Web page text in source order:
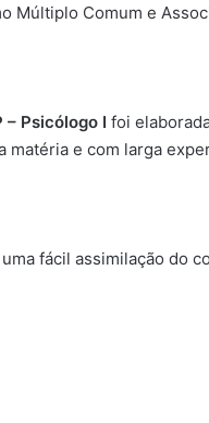
Múltiplo Comum e
Psicólogo I foi
matéria e com larga
fácil assimilação do